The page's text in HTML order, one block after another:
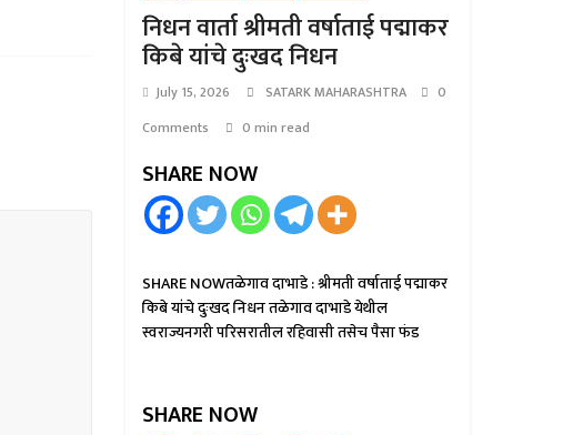
निधन वार्ता श्रीमती वर्षाताई पद्माकर
किबे यांचे दुःखद निधन
July 15, 2026 SATARK MAHARASHTRA
0
Comments
0 min read
SHARE NOW
SHARE NOWतळेगाव दाभाडे : श्रीमती वर्षाताई पद्माकर
किबे यांचे दुःखद निधन तळेगाव दाभाडे येथील
स्वराज्यनगरी परिसरातील रहिवासी तसेच पैसा फंड
SHARE NOW